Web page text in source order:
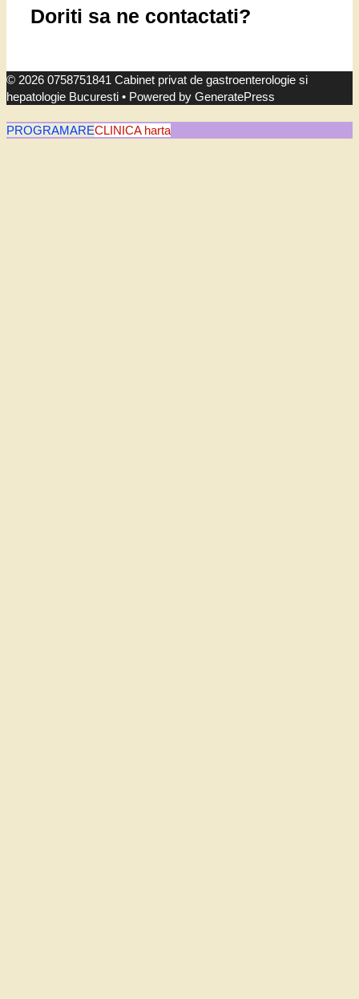
Doriti sa ne contactati?
© 2026 0758751841 Cabinet privat de gastroenterologie si
hepatologie Bucuresti • Powered by GeneratePress
PROGRAMARECLINICA harta